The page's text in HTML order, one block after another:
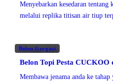
Menyebarkan kesedaran tentang
melalui replika titisan air tiup
Belon Gergasi
November 2024
Belon Topi Pesta CUCKOO
Membawa jenama anda ke